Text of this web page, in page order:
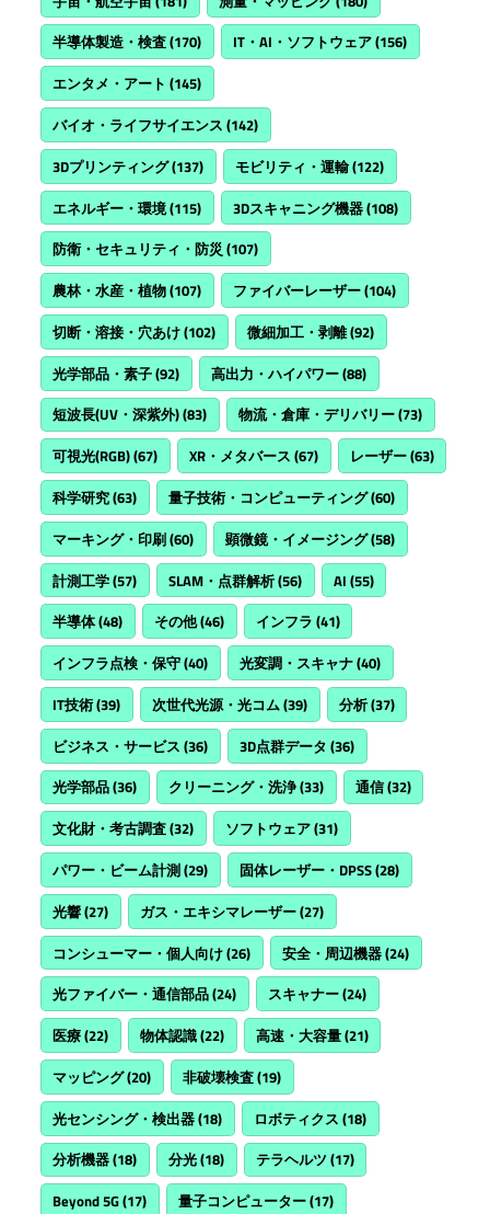
半導体製造・検査(170) IT・AI・ソフトウェア(156)
エンタメ・アート (145)
バイオ・ライフサイエンス (142)
3Dプリンティング(137) モビリティ・運輸(122)
エネルギー・環境(115) 3Dスキャニング機器(108)
防衛・セキュリティ・防災(107)
農林・水産・植物(107) ファイバーレーザー(104)
切断・溶接・穴あけ(102) 微細加工・剥離(92)
光学部品・素子(92) 高出力・ハイパワー(88)
短波長(UV・深紫外)(83) 物流・倉庫・デリバリー(73)
可視光(RGB)(67) XR・メタバース (67) レーザー(63)
科学研究(63) 量子技術・コンピューティング(60)
マーキング・印刷(60) 顕微鏡・イメージング(58)
計測工学(57) SLAM・点群解析(56) AI (55)
半導体(48) その他(46) インフラ (41)
インフラ点検・保守(40) 光変調・スキャナ(40)
IT技術(39) 次世代光源・光コム(39) 分析(37)
ビジネス・サービス (36) 3D点群データ (36)
光学部品(36) クリーニング・洗浄(33) 通信(32)
文化財・考古調査(32) ソフトウェア(31)
パワー・ビーム計測(29) 固体レーザー・DPSS(28)
光響(27) ガス・エキシマレーザー(27)
コンシューマー・個人向け(26) 安全・周辺機器(24)
光ファイバー・通信部品(24) スキャナー(24)
医療(22) 物体認識(22) 高速・大容量(21)
マッピング(20) 非破壊検査(19)
光センシング・検出器(18) ロボティクス (18)
分析機器(18) 分光(18) テラヘルツ (17)
Beyond 5G(17) 量子コンピューター(17)